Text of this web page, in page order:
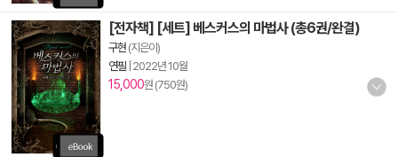
[전자책] [세트] 베스커스의 마법사 (총6권/완결)
구현 (지은이)
연필 2022년 10월
15,000원 (750원)